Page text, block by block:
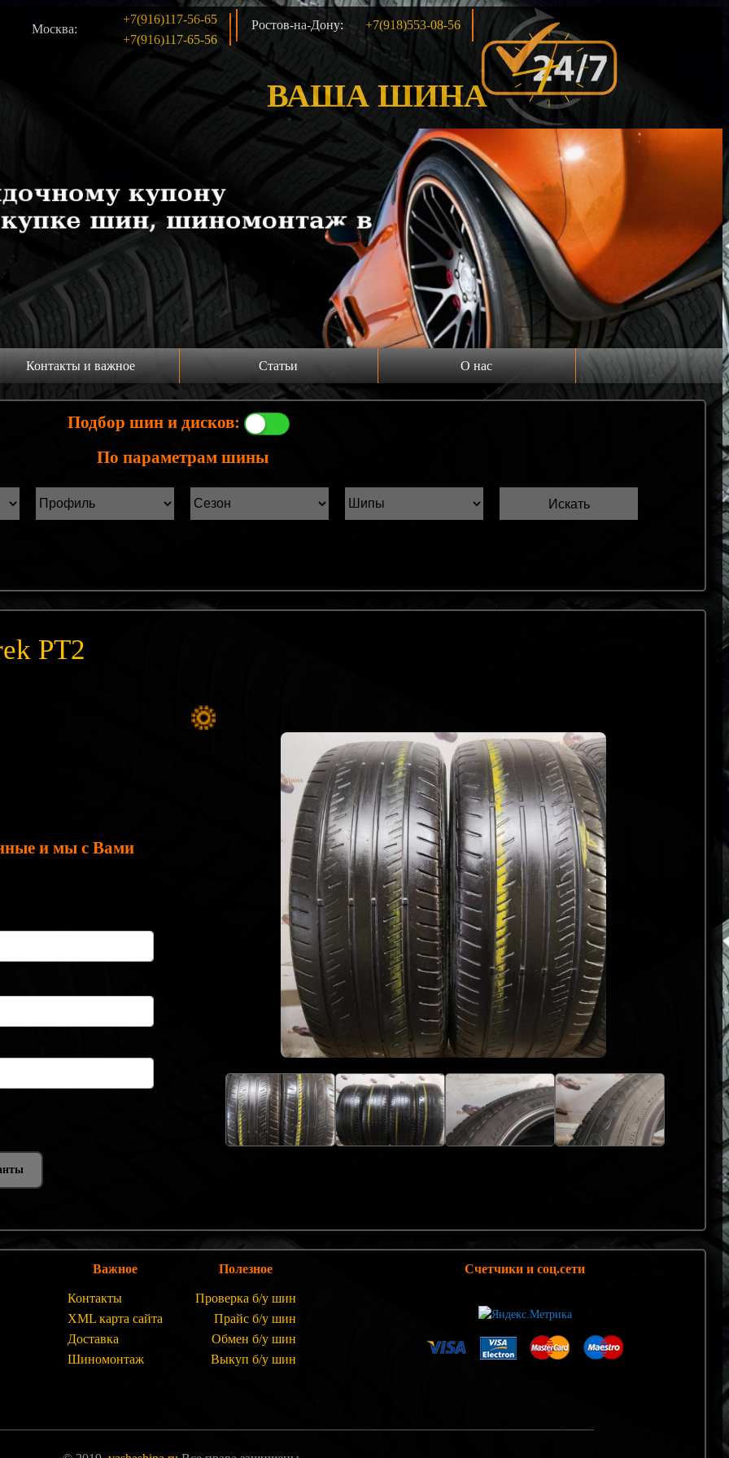
Москва:
+7(916)117-56-65
+7(916)117-65-56
Ростов-на-Дону: +7(918)553-08-56
ВАША ШИНА
Продажа шин б/у Акция!!!
Контакты и важное
главную
Статьи
Производители шин
Статьи Лист1
Статьи Лист2
О нас
Выкуп шин Б/У
Подбор шин и дисков:
По параметрам шины
PT2
и мы с Вами
Важное
Контакты
XML карта сайта
Доставка
Шиномонтаж
Полезное
Проверка б/у шин
Прайс б/у шин
Обмен б/у шин
Выкуп б/у шин
Счетчики и соц.сети